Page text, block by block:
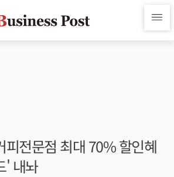
피전문점 최대 70% 할인혜
' 내놔